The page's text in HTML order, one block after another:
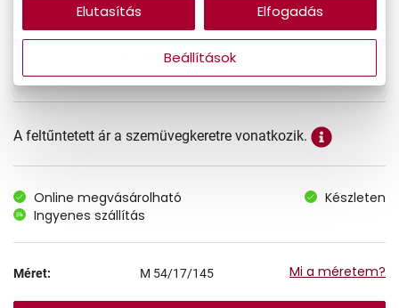
41.990 Ft
A feltűntetett ár a szemüvegkeretre vonatkozik.
Online megvásárolható
Készleten
Ingyenes szállítás
Méret: M 54/17/145 Mi a méretem?
Beállítások
Elutasítás Elfogadás